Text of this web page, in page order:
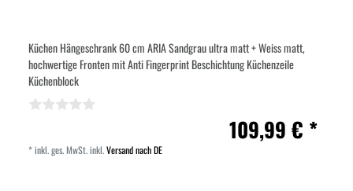
Küchen Hängeschrank 60 cm ARIA Sandgrau ultra matt + Weiss matt,
hochwertige Fronten mit Anti Fingerprint Beschichtung Küchenzeile
Küchenblock
109,99 € *
*inkl. ges. MwSt.inkl.Versand nach DE